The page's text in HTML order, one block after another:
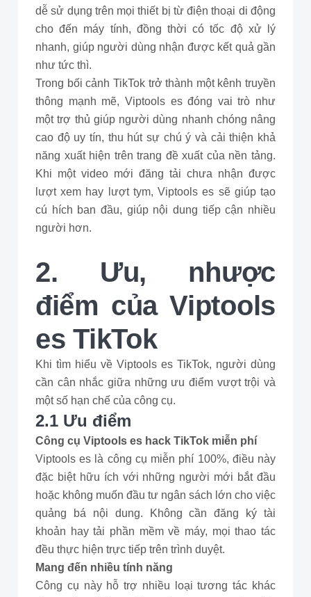
dễ sử dụng trên mọi thiết bị từ điện thoại di động
cho đến máy tính, đồng thời có tốc độ xử lý
nhanh, giúp người dùng nhận được kết quả gần
như tức thì.
Trong bối cảnh TikTok trở thành một kênh truyền
thông mạnh mẽ, Viptools es đóng vai trò như
một trợ thủ giúp người dùng nhanh chóng nâng
cao độ uy tín, thu hút sự chú ý và cải thiện khả
năng xuất hiện trên trang đề xuất của nền tảng.
Khi một video mới đăng tải chưa nhận được
lượt xem hay lượt tym, Viptools es sẽ giúp tạo
cú hích ban đầu, giúp nội dung tiếp cận nhiều
người hơn.
2. Ưu, nhược
điểm của Viptools
es TikTok
Khi tìm hiểu về Viptools es TikTok, người dùng
cần cân nhắc giữa những ưu điểm vượt trội và
một số hạn chế của công cụ.
2.1 Ưu điểm
Công cụ Viptools es hack TikTok miễn phí
Viptools es là công cụ miễn phí 100%, điều này
đặc biệt hữu ích với những người mới bắt đầu
hoặc không muốn đầu tư ngân sách lớn cho việc
quảng bá nội dung. Không cần đăng ký tài
khoản hay tải phần mềm về máy, mọi thao tác
đều thực hiện trực tiếp trên trình duyệt.
Mang đến nhiều tính năng
Công cụ này hỗ trợ nhiều loại tương tác khác